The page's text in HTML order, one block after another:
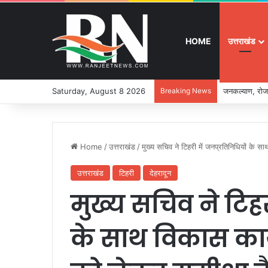
HOME उत्तराखंड
Saturday, August 8 2026 Breaking News जनकल्याण,
Home /उत्तराखंड /मुख्य सचिव ने टिहरी में जनप्रतिनिधियों के
उत्तराखंड टिहरी देहरादून
मुख्य सचिव ने
के साथ विकास